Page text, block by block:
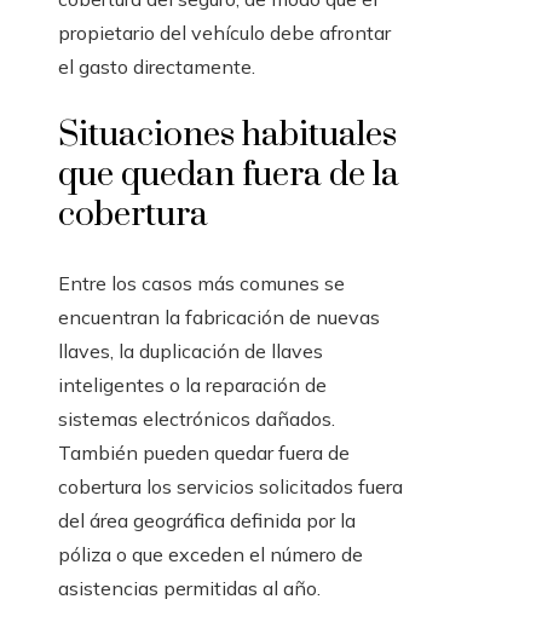
propietario del vehículo debe afrontar
el gasto directamente.
Situaciones habituales
que quedan fuera de la
cobertura
Entre los casos más comunes se
encuentran la fabricación de nuevas
llaves, la duplicación de llaves
inteligentes o la reparación de
sistemas electrónicos dañados.
También pueden quedar fuera de
cobertura los servicios solicitados fuera
del área geográfica definida por la
póliza o que exceden el número de
asistencias permitidas al año.